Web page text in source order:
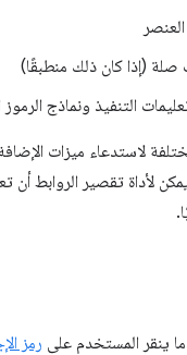
(إذا كان ذلك منطبقًا)
التنفيذ ونماذج الرموز
لاستدعاء ميزات
ينقر المستخدم على رمز